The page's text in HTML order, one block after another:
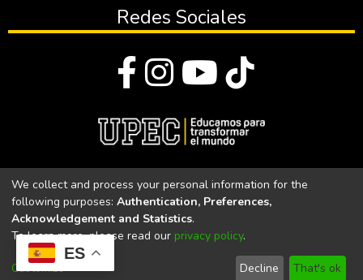
ES
Redes Sociales
Universidad Politécnica Estatal del Carchi
Universidad Politécnica Estatal del Carchi | Acreditada por el
CACES Resolución N°. 160-SE-33-CACES-2020
We collect and process your personal information for the
following purposes: Authentication, Preferences,
Acknowledgement and Statistics.
To learn more, please read our privacy policy.
Customize Decline That's ok